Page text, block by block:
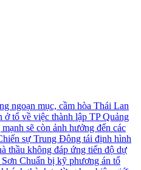
ngoạn mục, cầm hòa Thái Lan
tổ về việc thành lập TP Quảng
sẽ còn ảnh hưởng đến các
sự Trung Đông tái định hình
thầu không đáp ứng tiến độ dự
Chuẩn bị kỹ phương án tổ